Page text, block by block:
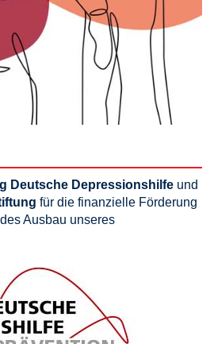
Deutsche Depressionshilfe und
für die finanzielle Förderung
Ausbau unseres